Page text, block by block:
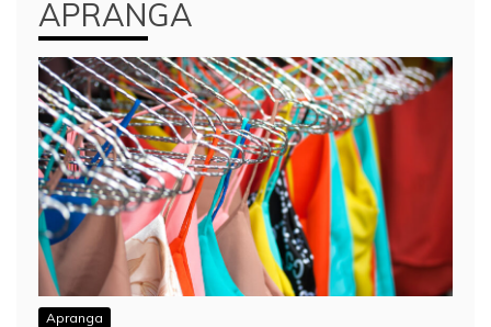
APRANGA
Apranga